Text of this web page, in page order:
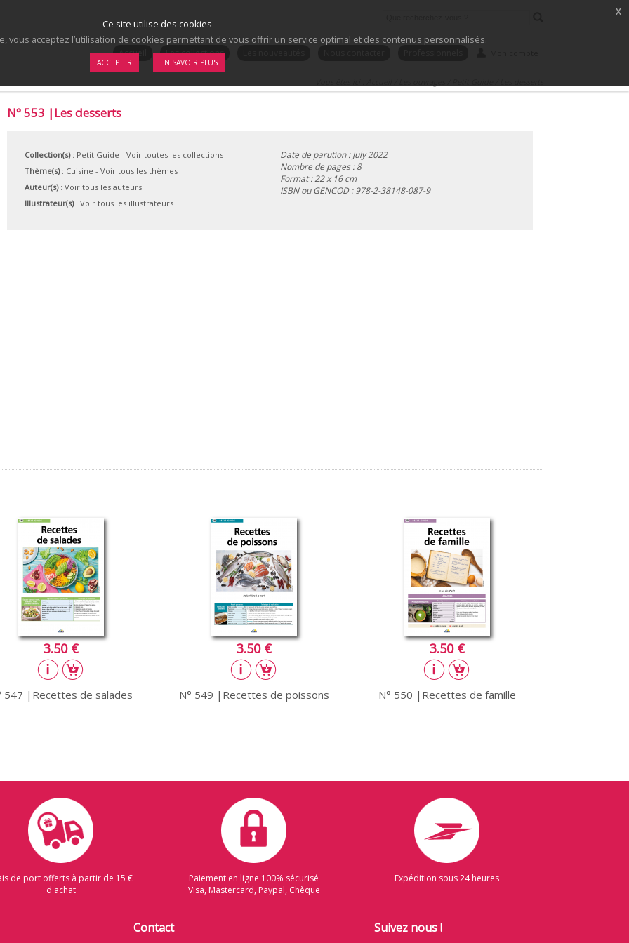
Accueil Les collections
N° 553 |Les desserts
Collection(s): Petit Guide - Voir toutes les collections
Thème(s): Cuisine - Voir tous les thèmes
Auteur(s): Voir tous les auteurs
Illustrateur(s): Voir tous les illustrateurs
Date de parution : July 2022
Nombre de pages : 8
Format : 22 x 16 cm
ISBN ou GENCOD :978-2-38148-087-9
3.50 €
547 |Recettes de salades
3.50 €
N° 549 |Recettes de poissons
3.50 €
N° 550 |Recettes de famille
de port offerts à partir de 15 €
d'achat
Paiement en ligne 100% sécurisé
Visa, Mastercard, Paypal, Chèque
Expédition sous 24 heures
Contact Suivez nous !
Ce site utilise des cookies
vous acceptez l’utilisation de cookies permettant de vous offrir un service optimal et des contenus personnalisés.
ACCEPTER EN SAVOIR PLUS
x